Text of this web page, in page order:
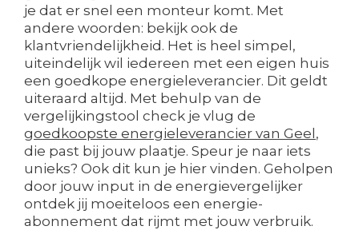
je dat er snel een monteur komt. Met
andere woorden: bekijk ook de
klantvriendelijkheid. Het is heel simpel,
uiteindelijk wil iedereen met een eigen huis
een goedkope energieleverancier. Dit geldt
uiteraard altijd. Met behulp van de
vergelijkingstool check je vlug de
goedkoopste energieleverancier van Geel,
die past bij jouw plaatje. Speur je naar iets
unieks? Ook dit kun je hier vinden. Geholpen
door jouw input in de energievergelijker
ontdek jij moeiteloos een energie-
abonnement dat rijmt met jouw verbruik.